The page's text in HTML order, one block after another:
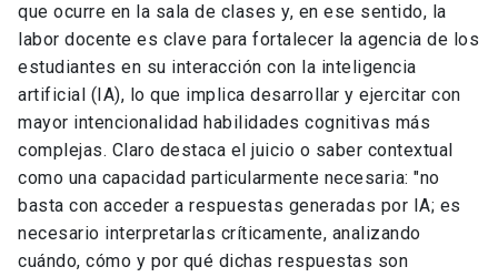
que ocurre en la sala de clases y, en ese sentido, la
labor docente es clave para fortalecer la agencia de los
estudiantes en su interacción con la inteligencia
artificial (IA), lo que implica desarrollar y ejercitar con
mayor intencionalidad habilidades cognitivas más
complejas. Claro destaca el juicio o saber contextual
como una capacidad particularmente necesaria: "no
basta con acceder a respuestas generadas por IA; es
necesario interpretarlas críticamente, analizando
cuándo, cómo y por qué dichas respuestas son